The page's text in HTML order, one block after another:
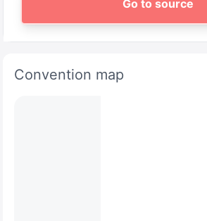
Go to source
Convention map